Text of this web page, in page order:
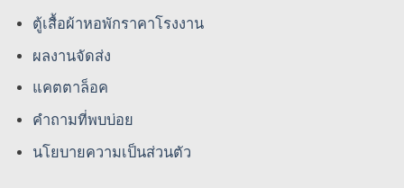
ตู้เสื้อผ้าหอพักราคาโรงงาน
ผลงานจัดส่ง
แคตตาล็อค
คําถามที่พบบ่อย
นโยบายความเป็นส่วนตัว